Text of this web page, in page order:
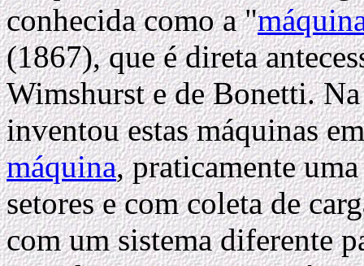
conhecida como a "
(1867), que é direta
Wimshurst e de Bonetti.
inventou estas máquinas
máquina, praticamente
setores e com coleta de
com um sistema diferente